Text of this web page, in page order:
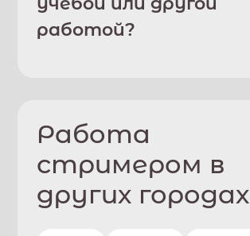
работой?
Работа
стримером в
других городах